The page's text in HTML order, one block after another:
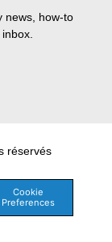
news, how-to
réservés
Cookie
Preferences